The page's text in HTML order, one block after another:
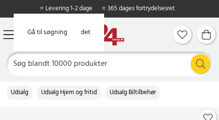
Gå til hovedindholdet
Gå til søgning
⭐ Levering 1-2 dage ⭐ 365 dages fortrydelsesret
Udsalg Udsalg Hjem og fritid Udsalg Biltilbehør